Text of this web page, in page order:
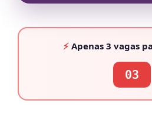
⚡Apenas 3 vagas
03